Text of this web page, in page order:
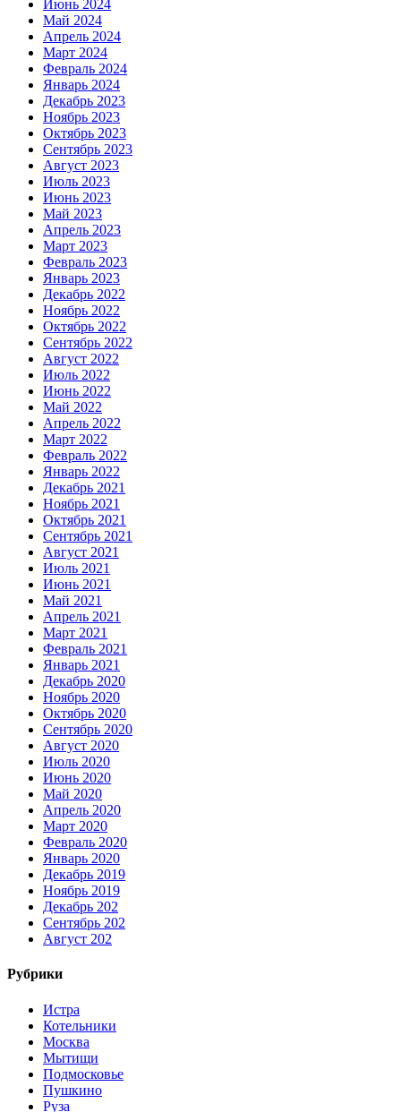
Июнь 2024
Май 2024
Апрель 2024
Март 2024
Февраль 2024
Январь 2024
Декабрь 2023
Ноябрь 2023
Октябрь 2023
Сентябрь 2023
Август 2023
Июль 2023
Июнь 2023
Май 2023
Апрель 2023
Март 2023
Февраль 2023
Январь 2023
Декабрь 2022
Ноябрь 2022
Октябрь 2022
Сентябрь 2022
Август 2022
Июль 2022
Июнь 2022
Май 2022
Апрель 2022
Март 2022
Февраль 2022
Январь 2022
Декабрь 2021
Ноябрь 2021
Октябрь 2021
Сентябрь 2021
Август 2021
Июль 2021
Июнь 2021
Май 2021
Апрель 2021
Март 2021
Февраль 2021
Январь 2021
Декабрь 2020
Ноябрь 2020
Октябрь 2020
Сентябрь 2020
Август 2020
Июль 2020
Июнь 2020
Май 2020
Апрель 2020
Март 2020
Февраль 2020
Январь 2020
Декабрь 2019
Ноябрь 2019
Декабрь 202
Сентябрь 202
Август 202
Рубрики
Истра
Котельники
Москва
Мытищи
Подмосковье
Пушкино
Руза